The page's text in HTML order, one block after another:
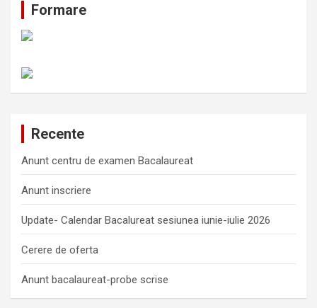
Formare
Recente
Anunt centru de examen Bacalaureat
Anunt inscriere
Update- Calendar Bacalureat sesiunea iunie-iulie 2026
Cerere de oferta
Anunt bacalaureat-probe scrise